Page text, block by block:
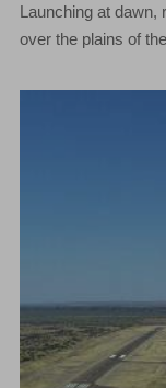
Launching at dawn,
over the plains of